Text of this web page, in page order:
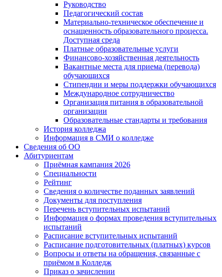
Руководство
Педагогический состав
Материально-техническое обеспечение и
оснащенность образовательного процесса.
Доступная среда
Платные образовательные услуги
Финансово-хозяйственная деятельность
Вакантные места для приема (перевода)
обучающихся
Стипендии и меры поддержки обучающихся
Международное сотрудничество
Организация питания в образовательной
организации
Образовательные стандарты и требования
История колледжа
Информация в СМИ о колледже
Сведения об ОО
Абитуриентам
Приёмная кампания 2026
Специальности
Рейтинг
Сведения о количестве поданных заявлений
Документы для поступления
Перечень вступительных испытаний
Информация о формах проведения вступительных
испытаний
Расписание вступительных испытаний
Расписание подготовительных (платных) курсов
Вопросы и ответы на обращения, связанные с
приёмом в Колледж
Приказ о зачислении